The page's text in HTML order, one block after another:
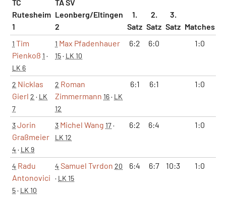
TC
Rutesheim
1
TA SV
Leonberg/Eltingen
2
1.
Satz
2.
Satz
3.
Satz Matches
1 Tim
Pienkoß 1 ·
LK 6
1 Max Pfadenhauer
15· LK 10
6:2 6:0 1:0
2 Nicklas
Gierl 2 · LK
7
2 Roman
Zimmermann 16· LK
12
6:1 6:1 1:0
3Jorin
Graßmeier
4 · LK 9
3 Michel Wang 17·
LK 12
6:2 6:4 1:0
4 Radu
Antonovici
5· LK 10
4 Samuel Tvrdon 20
· LK 15
6:4 6:7 10:3 1:0